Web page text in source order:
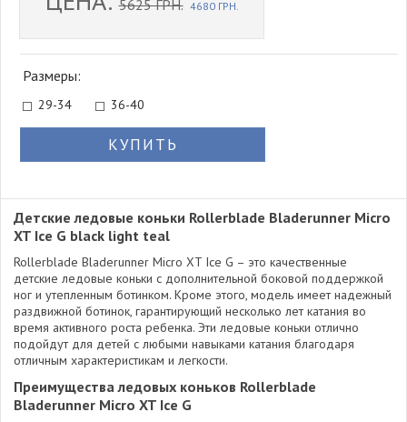
5625 ГРН. 4680 ГРН.
Размеры:
29-34 36-40
КУПИТЬ
Детские ледовые коньки Rollerblade Bladerunner Micro
XT Ice G black light teal
Rollerblade Bladerunner Micro XT Ice G – это качественные
детские ледовые коньки с дополнительной боковой поддержкой
ног и утепленным ботинком. Кроме этого, модель имеет надежный
раздвижной ботинок, гарантирующий несколько лет катания во
время активного роста ребенка. Эти ледовые коньки отлично
подойдут для детей с любыми навыками катания благодаря
отличным характеристикам и легкости.
Преимущества ледовых коньков Rollerblade
Bladerunner Micro XT Ice G